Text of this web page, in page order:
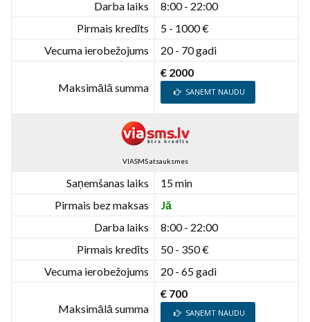
Darba laiks
8:00 - 22:00
Pirmais kredīts
5 - 1000 €
Vecuma ierobežojums
20 - 70 gadi
Maksimālā summa
€ 2000
SAŅEMT NAUDU
VIASMS atsauksmes
Saņemšanas laiks
15 min
Pirmais bez maksas
Jā
Darba laiks
8:00 - 22:00
Pirmais kredīts
50 - 350 €
Vecuma ierobežojums
20 - 65 gadi
Maksimālā summa
€ 700
SAŅEMT NAUDU